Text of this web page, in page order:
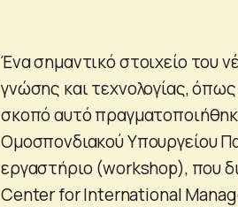
Ένα σημαντικό στοιχείο του
γνώσης και τεχνολογίας,
σκοπό αυτό
Ομοσπονδιακού Υπουργείου
εργαστήριο (workshop), που
Center for International